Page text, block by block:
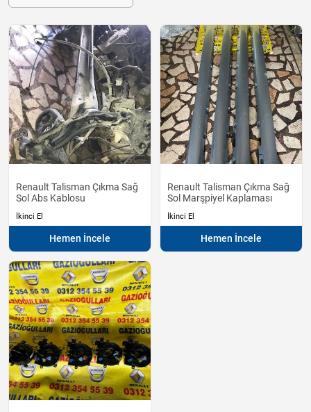
Renault Talisman Çıkma Sağ
Sol Abs Kablosu
İkinci El
Hemen İncele
Renault Talisman Çıkma Sağ
Sol Marşpiyel Kaplaması
İkinci El
Hemen İncele